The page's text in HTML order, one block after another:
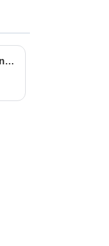
7 secrets pour choisir la meilleure machine à nouilles instantanées pour votre entreprise